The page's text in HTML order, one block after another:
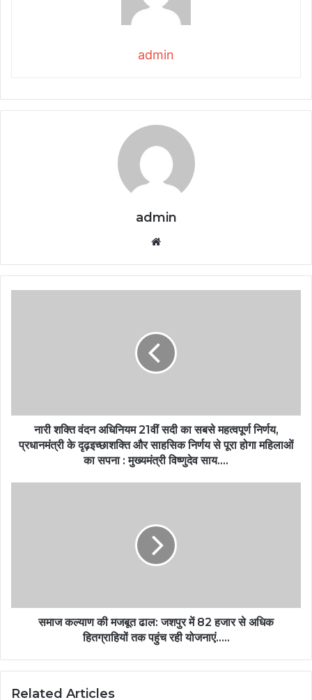
admin
admin
नारी शक्ति वंदन अधिनियम 21वीं सदी का सबसे महत्वपूर्ण निर्णय,
प्रधानमंत्री के दृढ़इच्छाशक्ति और साहसिक निर्णय से पूरा होगा महिलाओं
का सपना : मुख्यमंत्री विष्णुदेव साय….
समाज कल्याण की मजबूत ढाल: जशपुर में 82 हजार से अधिक
हितग्राहियों तक पहुंच रही योजनाएं…..
Related Articles